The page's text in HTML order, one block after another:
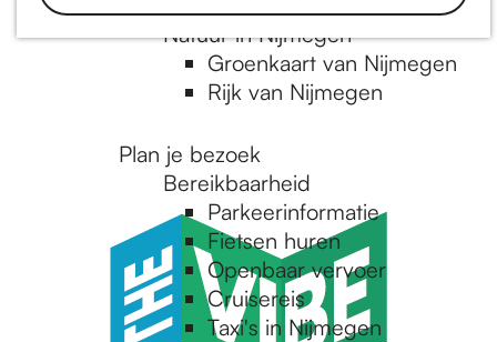
Natuur in Nijmegen
Groenkaart van Nijmegen
Rijk van Nijmegen
Plan je bezoek
Bereikbaarheid
Parkeerinformatie
Fietsen huren
Openbaar vervoer
Cruisereis
Taxi's in Nijmegen